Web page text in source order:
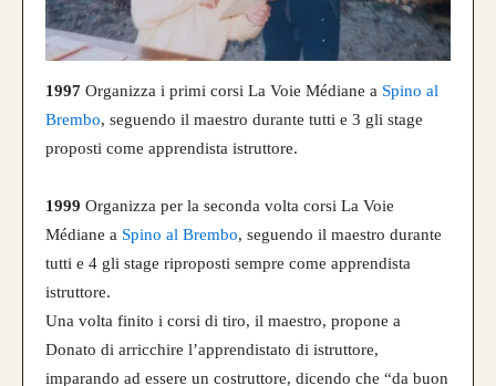
1997 Organizza i primi corsi La Voie Médiane a Spino al
Brembo, seguendo il maestro durante tutti e 3 gli stage
proposti come apprendista istruttore.
1999 Organizza per la seconda volta corsi La Voie
Médiane a Spino al Brembo, seguendo il maestro durante
tutti e 4 gli stage riproposti sempre come apprendista
istruttore.
Una volta finito i corsi di tiro, il maestro, propone a
Donato di arricchire l’apprendistato di istruttore,
imparando ad essere un costruttore, dicendo che “da buon